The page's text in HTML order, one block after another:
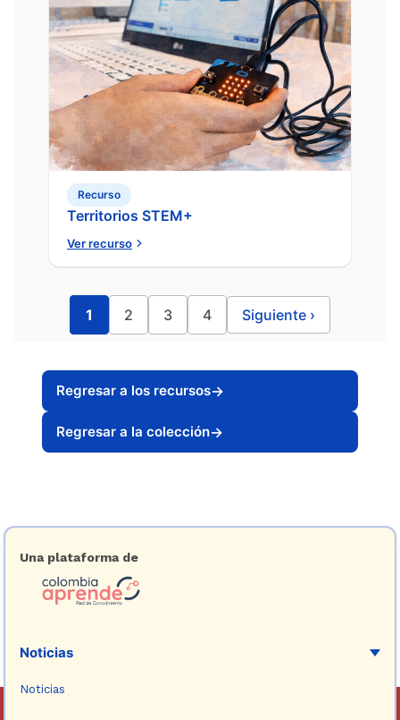
Recurso
Territorios STEM+
Ver recurso
1 2 3 4 Siguiente ›
Regresar a los recursos→
Regresar a la colección→
Una plataforma de
Noticias
Noticias